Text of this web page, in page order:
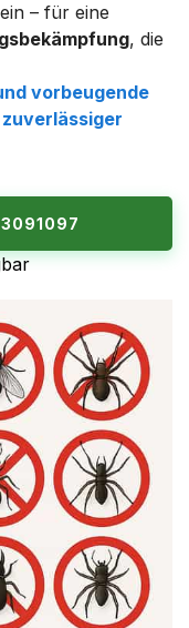
– für eine
, die
vorbeugende
zuverlässiger